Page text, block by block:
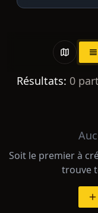
Résultats: 0
Soit le premier à
trouve